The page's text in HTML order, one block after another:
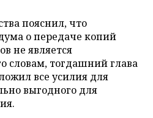
пояснил, что
о передаче копий
не является
словам, тогдашний глава
все усилия для
выгодного для